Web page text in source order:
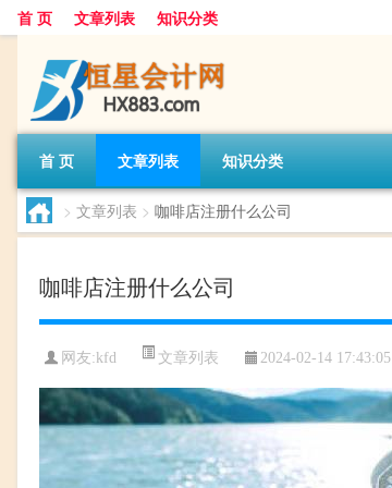
首 页 文章列表 知识分类
首 页 文章列表 知识分类
> 文章列表 > 咖啡店注册什么公司
咖啡店注册什么公司
网友: kfd 文章列表 2024-02-14 17:43:05